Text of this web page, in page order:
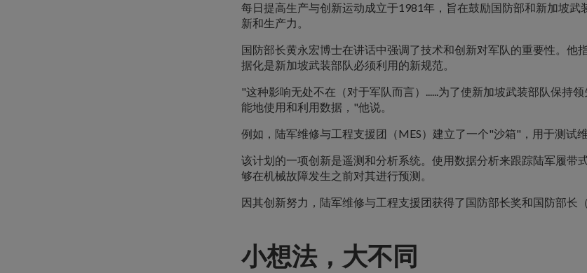
每日提高生产与创新运动成立于1981年，旨在鼓励国防部和新加坡武
新和生产力。
国防部长黄永宏博士在讲话中强调了技术和创新对军队的重要性。他
据化是新加坡武装部队必须利用的新规范。
"这种影响无处不在（对于军队而言）......为了使新加坡武装部队保持
能地使用和利用数据，"他说。
例如，陆军维修与工程支援团（MES）建立了一个"沙箱"，用于测试
该计划的一项创新是遥测和分析系统。使用数据分析来跟踪陆军履带
够在机械故障发生之前对其进行预测。
因其创新努力，陆军维修与工程支援团获得了国防部长奖和国防部长（
小想法，大不同